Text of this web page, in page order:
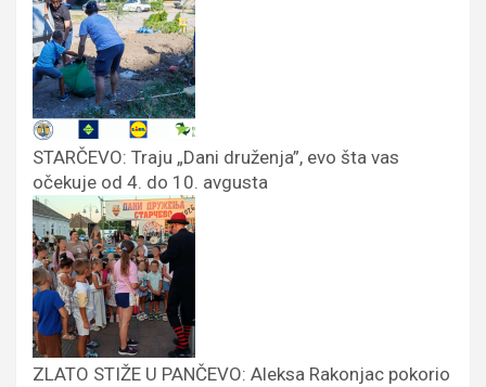
STARČEVO: Traju „Dani druženja”, evo šta vas
očekuje od 4. do 10. avgusta
ZLATO STIŽE U PANČEVO: Aleksa Rakonjac pokorio